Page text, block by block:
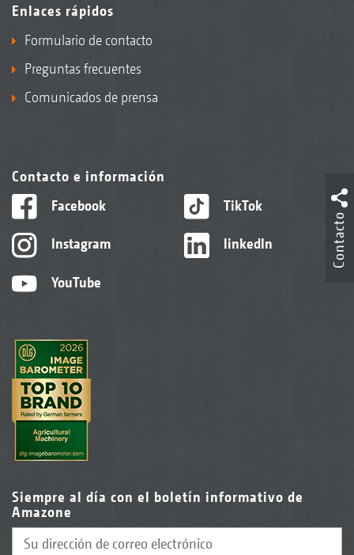
Enlaces rápidos
Formulario de contacto
Preguntas frecuentes
Comunicados de prensa
Contacto e información
Facebook
Instagram
YouTube
TikTok
linkedIn
Siempre al día con el boletín informativo de
Amazone
Contacto